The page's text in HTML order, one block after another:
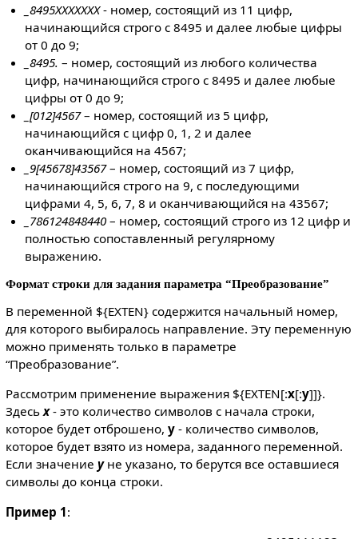
_8495XXXXXXX- номер, состоящий из 11 цифр,
начинающийся строго с 8495 и далее любые цифры
от 0 до 9;
_8495. – номер, состоящий из любого количества
цифр, начинающийся строго с 8495 и далее любые
цифры от 0 до 9;
_[012]4567– номер, состоящий из 5 цифр,
начинающийся с цифр 0, 1, 2 и далее
оканчивающийся на 4567;
_9[45678]43567– номер, состоящий из 7 цифр,
начинающийся строго на 9, с последующими
цифрами 4, 5, 6, 7, 8 и оканчивающийся на 43567;
_786124848440 – номер, состоящий строго из 12 цифр и
полностью сопоставленный регулярному
выражению.
Формат строки для задания параметра “Преобразование”
В переменной ${EXTEN} содержится начальный номер,
для которого выбиралось направление. Эту переменную
можно применять только в параметре
“Преобразование”.
Рассмотрим применение выражения ${EXTEN[:x[:y]]}.
Здесьx- это количество символов с начала строки,
которое будет отброшено, y- количество символов,
которое будет взято из номера, заданного переменной.
Если значение yне указано, то берутся все оставшиеся
символы до конца строки.
Пример 1: